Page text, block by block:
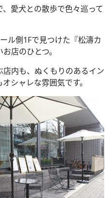
愛犬との散歩で色々巡って
ル側1Fで見つけた『松濤カ
店のひとつ。
内も、ぬくもりのあるイン
シャレな雰囲気です。